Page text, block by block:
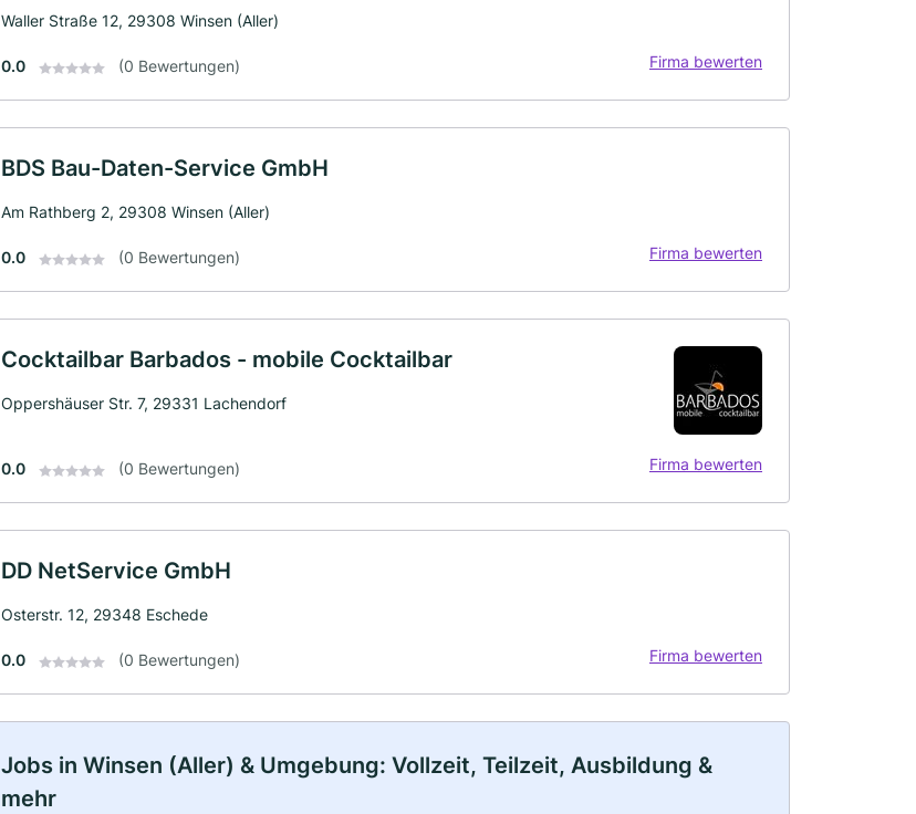
Waller Straße 12, 29308 Winsen (Aller)
0.0 (0 Bewertungen) Firma bewerten
BDS Bau-Daten-Service GmbH
Am Rathberg 2, 29308 Winsen (Aller)
0.0 (0 Bewertungen) Firma bewerten
Cocktailbar Barbados - mobile Cocktailbar
Oppershäuser Str. 7, 29331 Lachendorf
0.0 (0 Bewertungen) Firma bewerten
DD NetService GmbH
Osterstr. 12, 29348 Eschede
0.0 (0 Bewertungen) Firma bewerten
Jobs in Winsen (Aller) & Umgebung: Vollzeit, Teilzeit, Ausbildung &
mehr